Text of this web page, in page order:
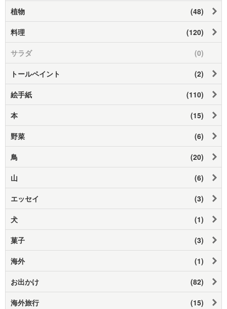
植物 (48)
料理 (120)
サラダ (0)
トールペイント (2)
絵手紙 (110)
本 (15)
野菜 (6)
鳥 (20)
山 (6)
エッセイ (3)
犬 (1)
菓子 (3)
海外 (1)
お出かけ (82)
海外旅行 (15)